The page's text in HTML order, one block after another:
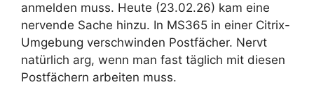
anmelden muss. Heute (23.02.26) kam eine
nervende Sache hinzu. In MS365 in einer Citrix-
Umgebung verschwinden Postfächer. Nervt
natürlich arg, wenn man fast täglich mit diesen
Postfächern arbeiten muss.